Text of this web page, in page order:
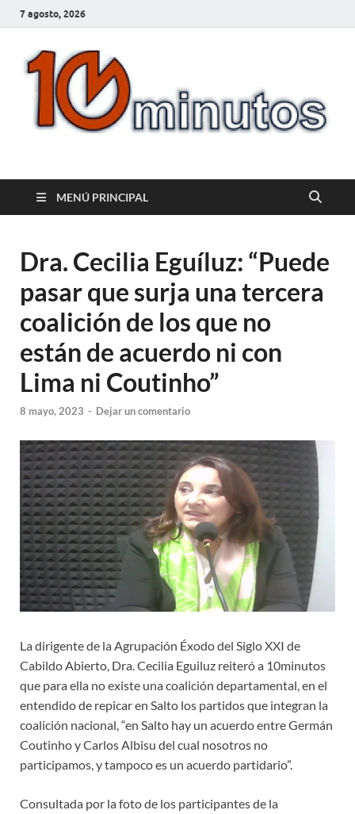
7 agosto, 2026
10minutos.com.uy
MENÚ PRINCIPAL
Dra. Cecilia Eguíluz: “Puede
pasar que surja una tercera
coalición de los que no
están de acuerdo ni con
Lima ni Coutinho”
8 mayo, 2023 - Dejar un comentario
La dirigente de la Agrupación Éxodo del Siglo XXI de
Cabildo Abierto, Dra. Cecilia Eguiluz reiteró a 10minutos
que para ella no existe una coalición departamental, en el
entendido de repicar en Salto los partidos que integran la
coalición nacional, “en Salto hay un acuerdo entre Germán
Coutinho y Carlos Albisu del cual nosotros no
participamos, y tampoco es un acuerdo partidario”.
Consultada por la foto de los participantes de la